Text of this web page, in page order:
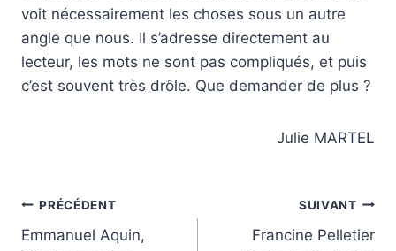
voit nécessairement les choses sous un autre
angle que nous. Il s’adresse directement au
lecteur, les mots ne sont pas compliqués, et puis
c’est souvent très drôle. Que demander de plus ?
Julie MARTEL
Navigation
PRÉCÉDENT
Emmanuel Aquin,
SUIVANT
Francine Pelletier